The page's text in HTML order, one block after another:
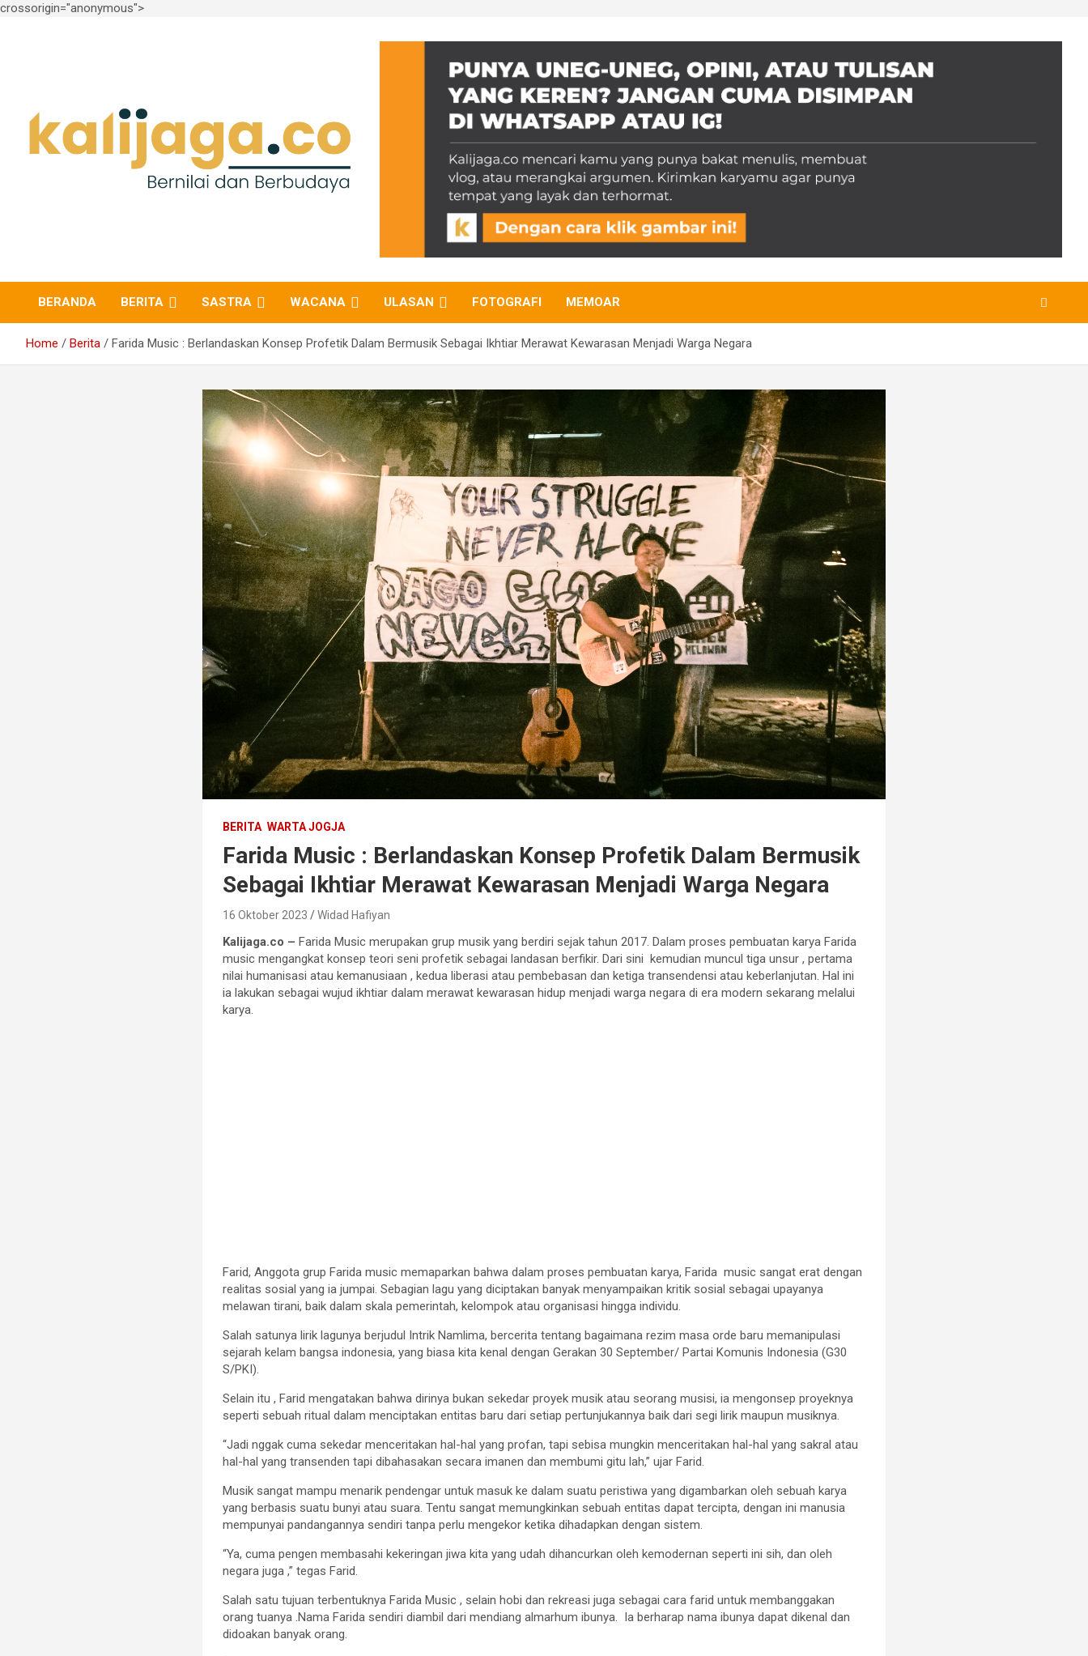
crossorigin="anonymous">
BERANDA BERITA SASTRA WACANA ULASAN FOTOGRAFI MEMOAR
Home Berita Farida Music : Berlandaskan Konsep Profetik Dalam Bermusik Sebagai Ikhtiar Merawat Kewarasan Menjadi Warga Negara
BERITA WARTA JOGJA
Farida Music : Berlandaskan Konsep Profetik Dalam Bermusik
Sebagai Ikhtiar Merawat Kewarasan Menjadi Warga Negara
16 Oktober 2023 Widad Hafiyan
Kalijaga.co – Farida Music merupakan grup musik yang berdiri sejak tahun 2017. Dalam proses pembuatan karya Farida
music mengangkat konsep teori seni profetik sebagai landasan berfikir. Dari sini kemudian muncul tiga unsur , pertama
nilai humanisasi atau kemanusiaan , kedua liberasi atau pembebasan dan ketiga transendensi atau keberlanjutan. Hal ini
ia lakukan sebagai wujud ikhtiar dalam merawat kewarasan hidup menjadi warga negara di era modern sekarang melalui
karya.
Farid, Anggota grup Farida music memaparkan bahwa dalam proses pembuatan karya, Farida music sangat erat dengan
realitas sosial yang ia jumpai. Sebagian lagu yang diciptakan banyak menyampaikan kritik sosial sebagai upayanya
melawan tirani, baik dalam skala pemerintah, kelompok atau organisasi hingga individu.
Salah satunya lirik lagunya berjudul Intrik Namlima, bercerita tentang bagaimana rezim masa orde baru memanipulasi
sejarah kelam bangsa indonesia, yang biasa kita kenal dengan Gerakan 30 September/ Partai Komunis Indonesia (G30
S/PKI).
Selain itu , Farid mengatakan bahwa dirinya bukan sekedar proyek musik atau seorang musisi, ia mengonsep proyeknya
seperti sebuah ritual dalam menciptakan entitas baru dari setiap pertunjukannya baik dari segi lirik maupun musiknya.
“Jadi nggak cuma sekedar menceritakan hal-hal yang profan, tapi sebisa mungkin menceritakan hal-hal yang sakral atau
hal-hal yang transenden tapi dibahasakan secara imanen dan membumi gitu lah,” ujar Farid.
Musik sangat mampu menarik pendengar untuk masuk ke dalam suatu peristiwa yang digambarkan oleh sebuah karya
yang berbasis suatu bunyi atau suara. Tentu sangat memungkinkan sebuah entitas dapat tercipta, dengan ini manusia
mempunyai pandangannya sendiri tanpa perlu mengekor ketika dihadapkan dengan sistem.
“Ya, cuma pengen membasahi kekeringan jiwa kita yang udah dihancurkan oleh kemodernan seperti ini sih, dan oleh
negara juga ,” tegas Farid.
Salah satu tujuan terbentuknya Farida Music , selain hobi dan rekreasi juga sebagai cara farid untuk membanggakan
orang tuanya .Nama Farida sendiri diambil dari mendiang almarhum ibunya. Ia berharap nama ibunya dapat dikenal dan
didoakan banyak orang.